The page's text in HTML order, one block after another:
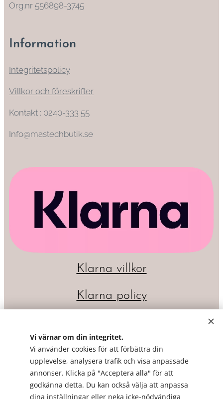
Org.nr 556898-3745
Information
Integritetspolicy
Villkor och föreskrifter
Kontakt : 0240-333 55
Info@mastechbutik.se
Klarna villkor
Klarna policy
Vi värnar om din integritet.
Vi använder cookies för att förbättra din
upplevelse, analysera trafik och visa anpassade
annonser. Klicka på "Acceptera alla" för att
godkänna detta. Du kan också välja att anpassa
dina inställningar eller neka icke-nödvändiga